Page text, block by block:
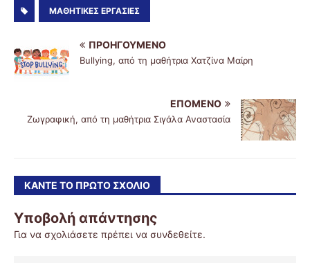
ΜΑΘΗΤΙΚΕΣ ΕΡΓΑΣΙΕΣ
ΠΡΟΗΓΟΎΜΕΝΟ
Bullying, από τη μαθήτρια Χατζίνα Μαίρη
ΕΠΌΜΕΝΟ
Ζωγραφική, από τη μαθήτρια Σιγάλα Αναστασία
ΚΆΝΤΕ ΤΟ ΠΡΏΤΟ ΣΧΌΛΙΟ
Υποβολή απάντησης
Για να σχολιάσετε πρέπει να συνδεθείτε.